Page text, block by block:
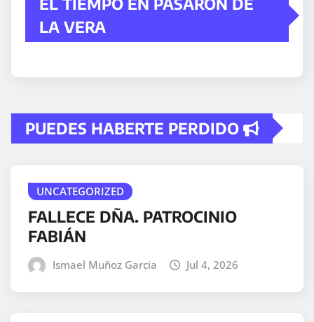
LA VERA
PUEDES HABERTE PERDIDO
UNCATEGORIZED
FALLECE DÑA. PATROCINIO
FABIÁN
Ismael Muñoz Garcia Jul 4, 2026